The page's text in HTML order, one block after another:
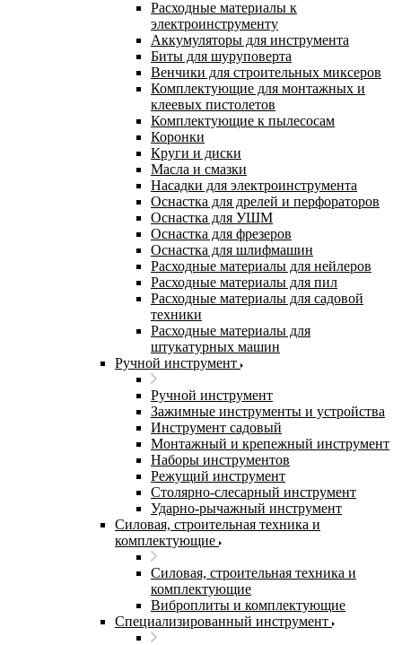
Расходные материалы к
электроинструменту
Аккумуляторы для инструмента
Биты для шуруповерта
Венчики для строительных миксеров
Комплектующие для монтажных и
клеевых пистолетов
Комплектующие к пылесосам
Коронки
Круги и диски
Масла и смазки
Насадки для электроинструмента
Оснастка для дрелей и перфораторов
Оснастка для УШМ
Оснастка для фрезеров
Оснастка для шлифмашин
Расходные материалы для нейлеров
Расходные материалы для пил
Расходные материалы для садовой
техники
Расходные материалы для
штукатурных машин
Ручной инструмент
Ручной инструмент
Зажимные инструменты и устройства
Инструмент садовый
Монтажный и крепежный инструмент
Наборы инструментов
Режущий инструмент
Столярно-слесарный инструмент
Ударно-рычажный инструмент
Силовая, строительная техника и
комплектующие
Силовая, строительная техника и
комплектующие
Виброплиты и комплектующие
Специализированный инструмент